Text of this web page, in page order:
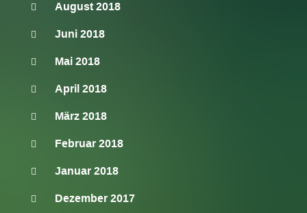
August 2018
Juni 2018
Mai 2018
April 2018
März 2018
Februar 2018
Januar 2018
Dezember 2017